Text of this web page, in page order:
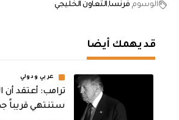
الوسوم فرنسا ‏التعاون الخليجي
قد يهمك أيضا
عربي ودولي
‏ترامب: أعتقد أن
ستنتهي قريباً